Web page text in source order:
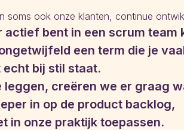
soms ook onze klanten, continue
bent in een scrum team
een term die je
bij stil staat.
leggen, creëren we er graag
in op de product backlog,
in onze praktijk toepassen.